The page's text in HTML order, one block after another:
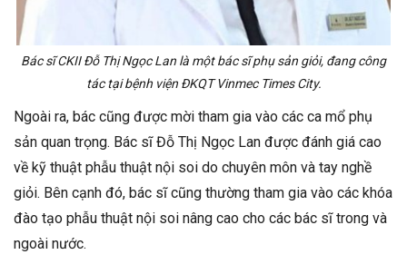
Bác sĩ CKII Đỗ Thị Ngọc Lan là một bác sĩ phụ sản giỏi, đang công
tác tại bệnh viện ĐKQT Vinmec Times City.
Ngoài ra, bác cũng được mời tham gia vào các ca mổ phụ
sản quan trọng. Bác sĩ Đỗ Thị Ngọc Lan được đánh giá cao
về kỹ thuật phẫu thuật nội soi do chuyên môn và tay nghề
giỏi. Bên cạnh đó, bác sĩ cũng thường tham gia vào các khóa
đào tạo phẫu thuật nội soi nâng cao cho các bác sĩ trong và
ngoài nước.